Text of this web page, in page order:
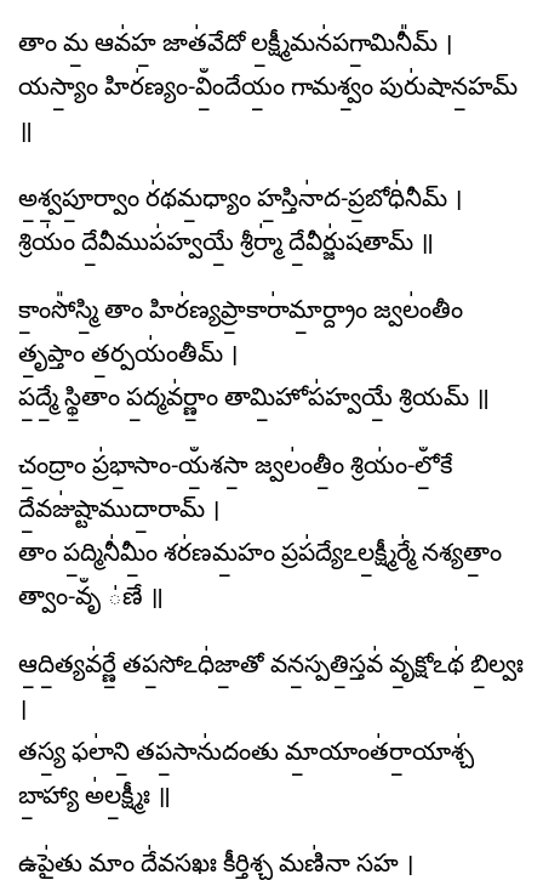
తాం మ॒ ఆవ॑హ॒ జాత॑వేదో ల॒క్ష్మీమన॑పగా॒మినీ᳚మ్ ।
యస్యాం॒ హిర॑ణ్యం-విఀం॒దేయం॒ గామశ్వం॒ పురు॑షాన॒హమ్
॥
అ॒శ్వ॒పూ॒ర్వాం ర॑థమ॒ధ్యాం హ॒స్తినా॑ద-ప్ర॒బోధి॑నీమ్ ।
శ్రియం॑ దే॒వీముప॑హ్వయే॒ శ్రీర్మా॑ దే॒వీర్జు॑షతామ్ ॥
కాం॒సో᳚స్మి॒ తాం హిర॑ణ్యప్రా॒కారా॑మా॒ర్ద్రాం జ్వలం॑తీం
తృ॒ప్తాం త॒ర్పయం॑తీమ్ ।
ప॒ద్మే॒ స్థి॒తాం ప॒ద్మవ॑ర్ణాం॒ తామి॒హోప॑హ్వయే॒ శ్రియమ్ ॥
చం॒ద్రాం ప్ర॑భా॒సాం-యఀ॒శసా॒ జ్వలం॑తీం॒ శ్రియం॑-లోఀ॒కే
దే॒వజు॑ష్టాముదా॒రామ్ ।
తాం ప॒ద్మినీ॑మీం॒ శర॑ణమ॒హం ప్రప॑ద్యేఽల॒క్ష్మీర్మే॑ నశ్యతాం॒
త్వాం-వృఀ ॑ణే ॥
ఆ॒ది॒త్యవ॑ర్ణే॒ తప॒సోఽధి॑జా॒తో వన॒స్పతి॒స్తవ॑ వృ॒క్షోఽథ॑ బి॒ల్వః
।
తస్య॒ ఫలా॑ని॒ తప॒సాను॑దంతు మా॒యాంత॑రా॒యాశ్చ॑
బా॒హ్యా అ॑ల॒క్ష్మీః ॥
ఉపై॑తు॒ మాం దే॑వస॒ఖః కీ॒ర్తిశ్చ॒ మణి॑నా స॒హ ।